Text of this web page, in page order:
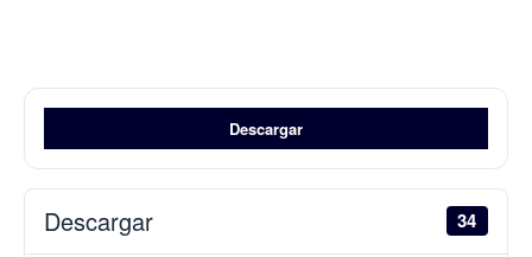
Descargar
Descargar 34